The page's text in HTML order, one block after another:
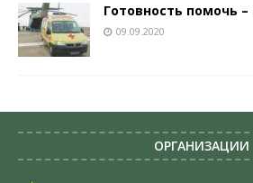
Готовность помочь
09.09.2020
ОРГАНИЗАЦИИ